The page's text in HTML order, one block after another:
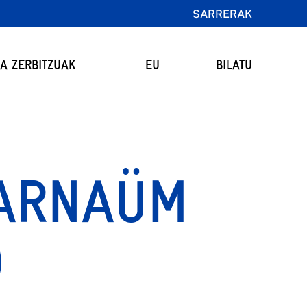
SARRERAK
ZERBITZUAK EU BILATU